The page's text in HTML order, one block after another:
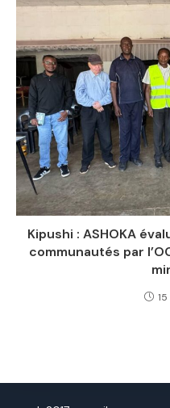
Kipushi : ASHOKA
communautés par